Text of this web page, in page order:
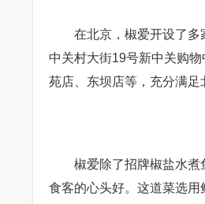
在北京，椒爱开设了多家
中关村大街19号新中关购
苑店、东坝店等，充分满足
椒爱除了招牌椒盐水煮鱼
食客的心头好。这道菜选